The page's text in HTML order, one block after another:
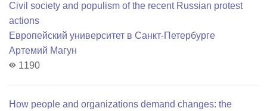
Civil society and populism of the recent Russian protest
actions
Европейский университет в Санкт-Петербурге
Артемий Магун
1190
How people and organizations demand changes: the